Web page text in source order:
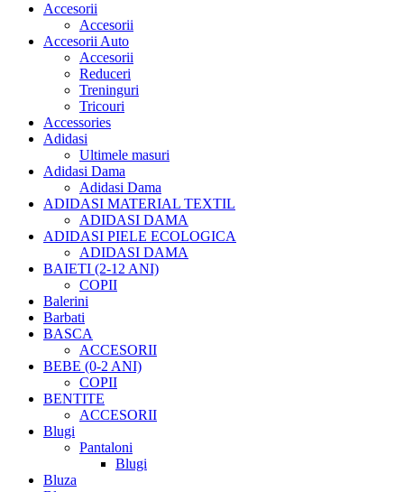
Accesorii
Accesorii
Accesorii Auto
Accesorii
Reduceri
Treninguri
Tricouri
Accessories
Adidasi
Ultimele masuri
Adidasi Dama
Adidasi Dama
ADIDASI MATERIAL TEXTIL
ADIDASI DAMA
ADIDASI PIELE ECOLOGICA
ADIDASI DAMA
BAIETI (2-12 ANI)
COPII
Balerini
Barbati
BASCA
ACCESORII
BEBE (0-2 ANI)
COPII
BENTITE
ACCESORII
Blugi
Pantaloni
Blugi
Bluza